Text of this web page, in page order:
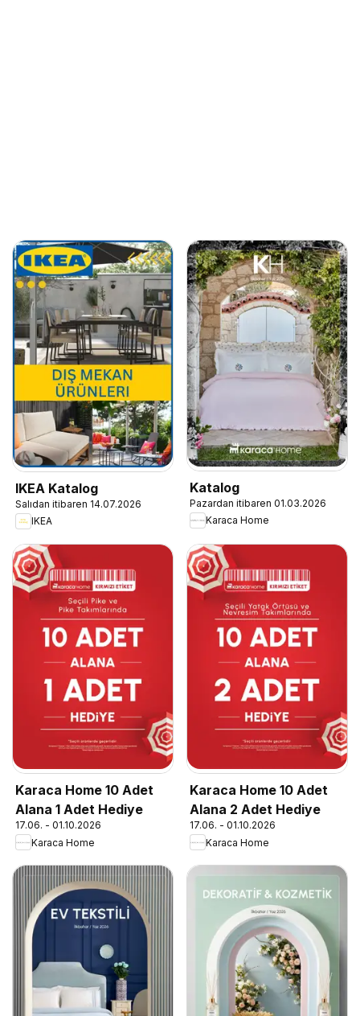
IKEA Katalog
Salıdan itibaren 14.07.2026
IKEA
Katalog
Pazardan itibaren 01.03.2026
Karaca Home
Karaca Home 10 Adet
Alana 1 Adet Hediye
17.06. - 01.10.2026
Karaca Home
Karaca Home 10 Adet
Alana 2 Adet Hediye
17.06. - 01.10.2026
Karaca Home